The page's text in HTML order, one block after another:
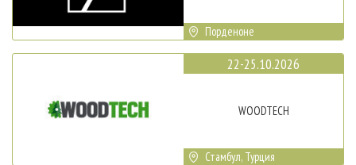
Порденоне
22-25.10.2026
WOODTECH
Стамбул, Турция